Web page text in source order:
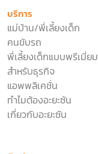
บริการ
แม่บ้าน/พี่เลี้ยงเด็ก
คนขับรถ
พี่เลี้ยงเด็กแบบพรีเมี่ยม
สำหรับธุรกิจ
แอพพลิเคชั่น
ทำไมต้องอะยะซัน
เกี่ยวกับอะยะซัน